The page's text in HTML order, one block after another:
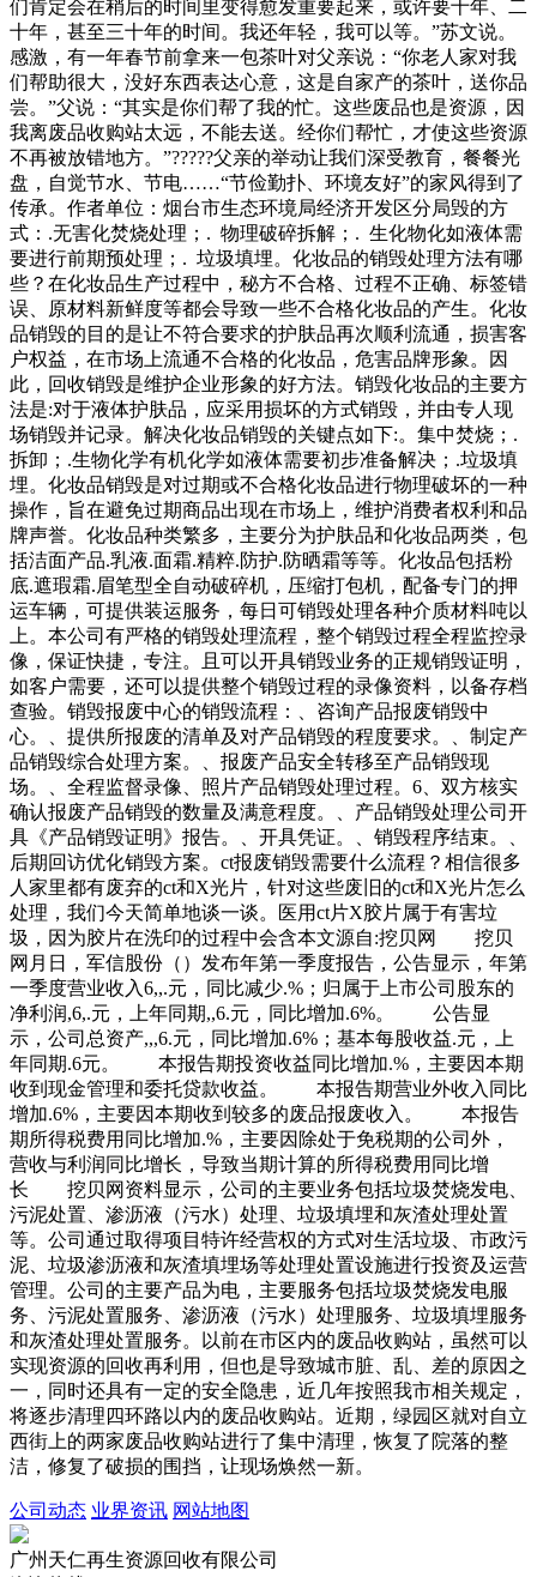
们肯定会在稍后的时间里变得愈发重要起来，或许要十年、二
十年，甚至三十年的时间。我还年轻，我可以等。”苏文说。
感激，有一年春节前拿来一包茶叶对父亲说：“你老人家对我
们帮助很大，没好东西表达心意，这是自家产的茶叶，送你品
尝。”父说：“其实是你们帮了我的忙。这些废品也是资源，因
我离废品收购站太远，不能去送。经你们帮忙，才使这些资源
不再被放错地方。”?????父亲的举动让我们深受教育，餐餐光
盘，自觉节水、节电……“节俭勤扑、环境友好”的家风得到了
传承。作者单位：烟台市生态环境局经济开发区分局毁的方
式：.无害化焚烧处理；. 物理破碎拆解；. 生化物化如液体需
要进行前期预处理；. 垃圾填埋。化妆品的销毁处理方法有哪
些？在化妆品生产过程中，秘方不合格、过程不正确、标签错
误、原材料新鲜度等都会导致一些不合格化妆品的产生。化妆
品销毁的目的是让不符合要求的护肤品再次顺利流通，损害客
户权益，在市场上流通不合格的化妆品，危害品牌形象。因
此，回收销毁是维护企业形象的好方法。销毁化妆品的主要方
法是:对于液体护肤品，应采用损坏的方式销毁，并由专人现
场销毁并记录。解决化妆品销毁的关键点如下:。集中焚烧；.
拆卸；.生物化学有机化学如液体需要初步准备解决；.垃圾填
埋。化妆品销毁是对过期或不合格化妆品进行物理破坏的一种
操作，旨在避免过期商品出现在市场上，维护消费者权利和品
牌声誉。化妆品种类繁多，主要分为护肤品和化妆品两类，包
括洁面产品.乳液.面霜.精粹.防护.防晒霜等等。化妆品包括粉
底.遮瑕霜.眉笔型全自动破碎机，压缩打包机，配备专门的押
运车辆，可提供装运服务，每日可销毁处理各种介质材料吨以
上。本公司有严格的销毁处理流程，整个销毁过程全程监控录
像，保证快捷，专注。且可以开具销毁业务的正规销毁证明，
如客户需要，还可以提供整个销毁过程的录像资料，以备存档
查验。销毁报废中心的销毁流程：、咨询产品报废销毁中
心。、提供所报废的清单及对产品销毁的程度要求。、制定产
品销毁综合处理方案。、报废产品安全转移至产品销毁现
场。、全程监督录像、照片产品销毁处理过程。6、双方核实
确认报废产品销毁的数量及满意程度。、产品销毁处理公司开
具《产品销毁证明》报告。、开具凭证。、销毁程序结束。、
后期回访优化销毁方案。ct报废销毁需要什么流程？相信很多
人家里都有废弃的ct和X光片，针对这些废旧的ct和X光片怎么
处理，我们今天简单地谈一谈。医用ct片X胶片属于有害垃
圾，因为胶片在洗印的过程中会含本文源自:挖贝网 挖贝
网月日，军信股份（）发布年第一季度报告，公告显示，年第
一季度营业收入6,,.元，同比减少.%；归属于上市公司股东的
净利润,6,.元，上年同期,,6.元，同比增加.6%。 公告显
示，公司总资产,,,6.元，同比增加.6%；基本每股收益.元，上
年同期.6元。 本报告期投资收益同比增加.%，主要因本期
收到现金管理和委托贷款收益。 本报告期营业外收入同比
增加.6%，主要因本期收到较多的废品报废收入。 本报告
期所得税费用同比增加.%，主要因除处于免税期的公司外，
营收与利润同比增长，导致当期计算的所得税费用同比增
长 挖贝网资料显示，公司的主要业务包括垃圾焚烧发电、
污泥处置、渗沥液（污水）处理、垃圾填埋和灰渣处理处置
等。公司通过取得项目特许经营权的方式对生活垃圾、市政污
泥、垃圾渗沥液和灰渣填埋场等处理处置设施进行投资及运营
管理。公司的主要产品为电，主要服务包括垃圾焚烧发电服
务、污泥处置服务、渗沥液（污水）处理服务、垃圾填埋服务
和灰渣处理处置服务。以前在市区内的废品收购站，虽然可以
实现资源的回收再利用，但也是导致城市脏、乱、差的原因之
一，同时还具有一定的安全隐患，近几年按照我市相关规定，
将逐步清理四环路以内的废品收购站。近期，绿园区就对自立
西街上的两家废品收购站进行了集中清理，恢复了院落的整
洁，修复了破损的围挡，让现场焕然一新。
公司动态 业界资讯 网站地图
广州天仁再生资源回收有限公司